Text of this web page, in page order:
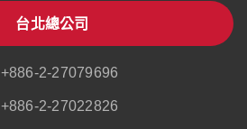
台北總公司
+886-2-27079696
+886-2-27022826